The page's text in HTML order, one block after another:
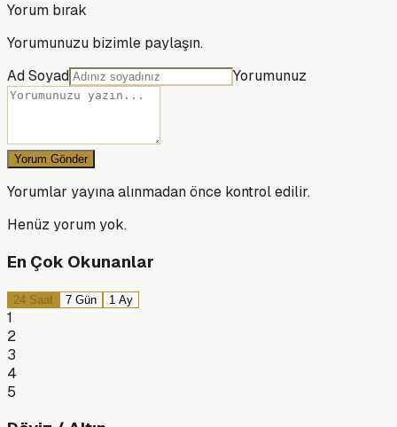
Yorum bırak
Yorumunuzu bizimle paylaşın.
Ad Soyad
Yorumunuz
Yorum Gönder
Yorumlar yayına alınmadan önce kontrol edilir.
Henüz yorum yok.
En Çok Okunanlar
24 Saat 7 Gün 1 Ay
1
2
3
4
5